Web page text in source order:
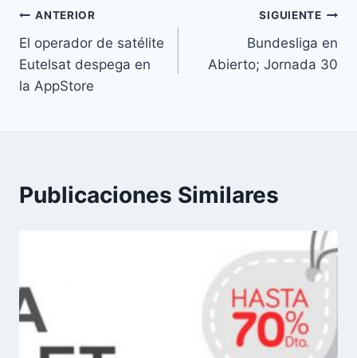
Navegación
de
entradas
ANTERIOR
El operador de satélite
Eutelsat despega en
la AppStore
SIGUIENTE
Bundesliga en
Abierto; Jornada 30
Publicaciones Similares